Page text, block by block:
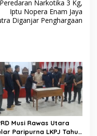
Peredaran Narkotika 3 Kg,
Iptu Nopera Enam Jaya
Diganjar Penghargaan
Musi Rawas Utara
Paripurna LKPJ Tahun